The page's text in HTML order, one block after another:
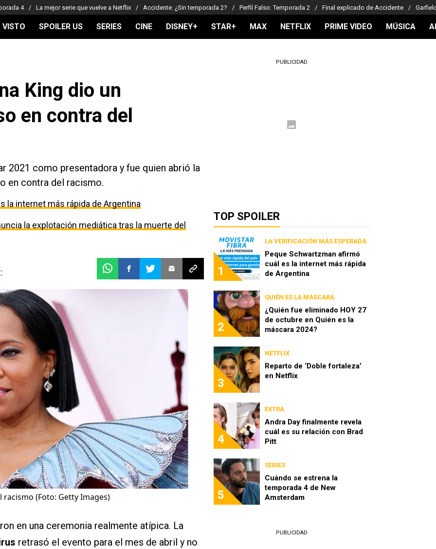
4 La mejor serie que vuelve a Netflix Accidente: ¿Sin temporada 2? Perfil Falso: Temporada 2 Final explicado de Accidente
VISTO SPOILER US SERIES CINE DISNEY+ STAR+ MAX NETFLIX PRIME VIDEO MÚSICA
King dio un
en contra del
2021 como presentadora y fue quien abrió la
en contra del racismo.
la internet más rápida de Argentina
la explotación mediática tras la muerte del
(Foto: Getty Images)
en una ceremonia realmente atípica. La
retrasó el evento para el mes de abril y no
PUBLICIDAD
TOP SPOILER
1
LA VERIFICACIÓN MÁS ESPERADA
Peque Schwartzman afirmó
cuál es la internet más rápida
de Argentina
2
QUIÉN ES LA MÁSCARA
¿Quién fue eliminado HOY 27
de octubre en Quién es la
máscara 2024?
3
NETFLIX
Reparto de ‘Doble fortaleza’
en Netflix
4
EXTRA
Andra Day finalmente revela
cuál es su relación con Brad
Pitt
5
SERIES
Cuándo se estrena la
temporada 4 de New
Amsterdam
PUBLICIDAD